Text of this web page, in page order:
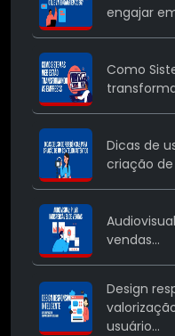
engajar
Como
Dicas de
criação
vendas...
Design
usuário...